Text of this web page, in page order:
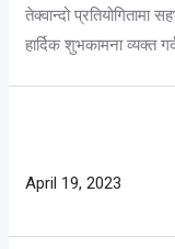
तेक्वान्दो प्रतियोगितामा
हार्दिक शुभकामना व्यक्त
April 19, 2023